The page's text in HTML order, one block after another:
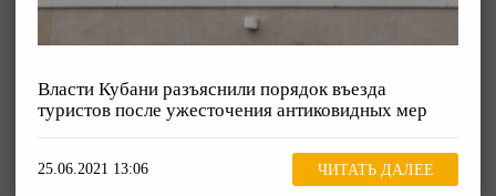
Власти Кубани разъяснили порядок въезда
туристов после ужесточения антиковидных мер
25.06.2021 13:06 ЧИТАТЬ ДАЛЕЕ